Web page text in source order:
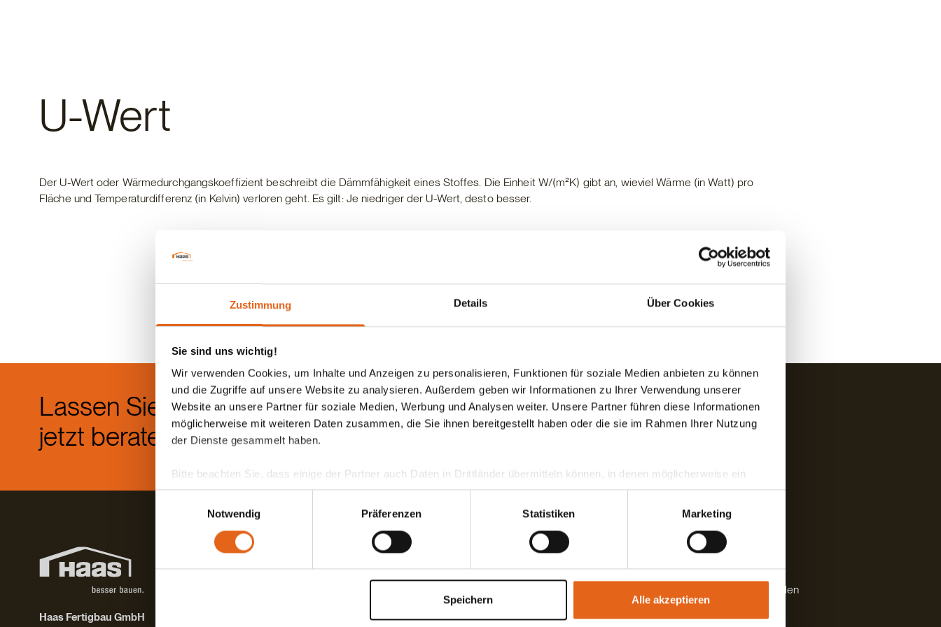
Zustimmung Details Über Cookies
Sie sind uns wichtig!
Wir verwenden Cookies, um Inhalte und Anzeigen zu personalisieren, Funktionen für soziale Medien anbieten zu können
und die Zugriffe auf unsere Website zu analysieren. Außerdem geben wir Informationen zu Ihrer Verwendung unserer
Website an unsere Partner für soziale Medien, Werbung und Analysen weiter. Unsere Partner führen diese Informationen
möglicherweise mit weiteren Daten zusammen, die Sie ihnen bereitgestellt haben oder die sie im Rahmen Ihrer Nutzung
der Dienste gesammelt haben.
Bitte beachten Sie, dass einige der Partner auch Daten in Drittländer übermitteln können, in denen möglicherweise ein
anderes Datenschutzniveau besteht als in der EU. Wir stellen sicher, dass die Übermittlung Ihrer Daten in
Übereinstimmung mit den geltenden Datenschutzgesetzen erfolgt und geeignete Schutzmaßnahmen getroffen werden.
Sie geben Einwilligung zu unseren Cookies, wenn Sie unsere Webseite weiterhin nutzen.
Notwendig
Präferenzen Statistiken Marketing
Speichern Alle akzeptieren
U-Wert
Der U-Wert oder Wärmedurchgangskoeffizient beschreibt die Dämmfähigkeit eines Stoffes. Die Einheit W/(m²K) gibt an, wieviel Wärme (in Watt) pro
Fläche und Temperaturdifferenz (in Kelvin) verloren geht. Es gilt: Je niedriger der U-Wert, desto besser.
Lassen Sie sich
jetzt beraten.
Die beste Beratung ist die persönliche - von
einem Haas Fachberater in Ihrer Nähe!
Direkt Termin vereinbaren
Haas Fertigbau GmbH
Mehr erfahren?
gedruckten Katalog bestellen
Technikbroschüre Rückruf anfordern